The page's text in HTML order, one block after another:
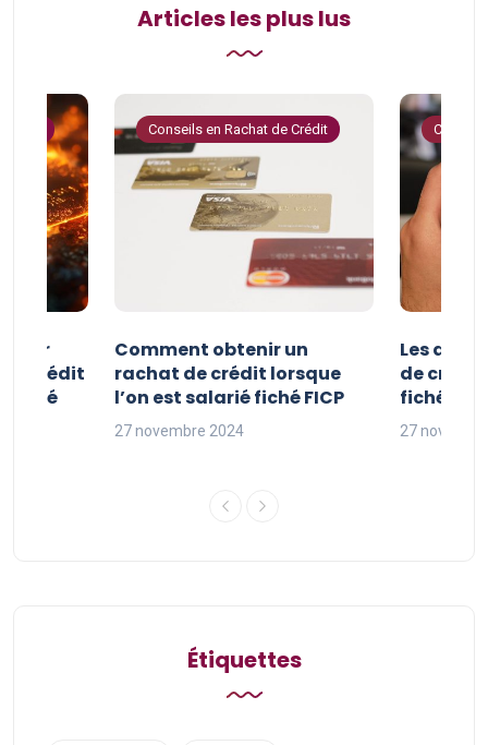
Articles les plus lus
pour
crédit
fiché
Conseils en Rachat de Crédit
Comment obtenir un
rachat de crédit lorsque
l’on est salarié fiché FICP
27 novembre 2024
Les
de crédit
fichés
27
Étiquettes